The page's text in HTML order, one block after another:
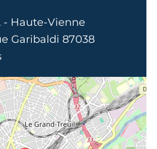
- Haute-Vienne
Garibaldi 87038